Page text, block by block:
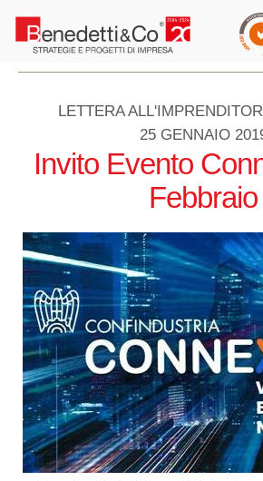
contenuto
LETTERA
25 GENNAIO
Invito Evento
Febbraio